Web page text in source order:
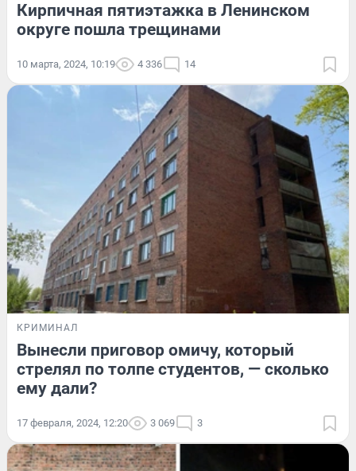
Кирпичная пятиэтажка в Ленинском
округе пошла трещинами
10 марта, 2024, 10:19 4 336 14
КРИМИНАЛ
Вынесли приговор омичу, который
стрелял по толпе студентов, — сколько
ему дали?
17 февраля, 2024, 12:20 3 069 3